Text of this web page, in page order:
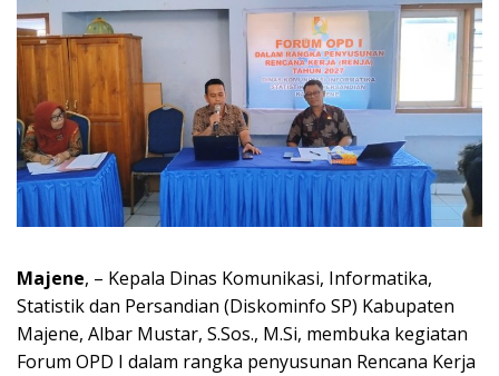
Majene, – Kepala Dinas Komunikasi, Informatika,
Statistik dan Persandian (Diskominfo SP) Kabupaten
Majene, Albar Mustar, S.Sos., M.Si, membuka kegiatan
Forum OPD I dalam rangka penyusunan Rencana Kerja